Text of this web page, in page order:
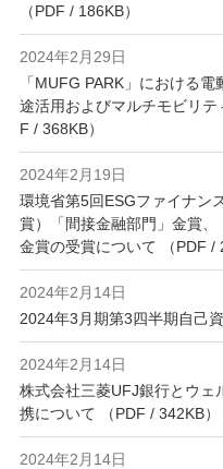
（PDF / 186KB）
2024年2月29日
「MUFG PARK」における
途活用およびマルチモビリ
F / 368KB）
2024年2月19日
環境省第5回ESGファイナン
賞）「間接金融部門」金賞、
金賞の受賞について （PDF /
2024年2月14日
2024年3月期第3四半期自己
2024年2月14日
株式会社三菱UFJ銀行とウェ
携について （PDF / 342KB）
2024年2月14日